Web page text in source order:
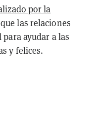
por la
las relaciones
ayudar a las
y felices.